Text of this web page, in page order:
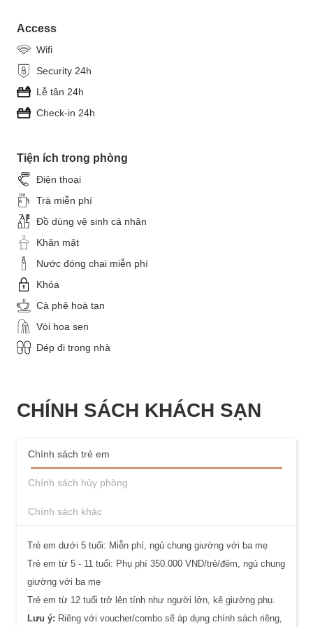
Access
Wifi
Security 24h
Lễ tân 24h
Check-in 24h
Tiện ích trong phòng
Điện thoại
Trà miễn phí
Đồ dùng vệ sinh cá nhân
Khăn mặt
Nước đóng chai miễn phí
Khóa
Cà phê hoà tan
Vòi hoa sen
Dép đi trong nhà
CHÍNH SÁCH KHÁCH SẠN
Chính sách trẻ em
Chính sách hủy phòng
Chính sách khác
Trẻ em dưới 5 tuổi: Miễn phí, ngủ chung giường với ba mẹ
Trẻ em từ 5 - 11 tuổi: Phụ phí 350.000 VND/trẻ/đêm, ngủ chung
giường với ba mẹ
Trẻ em từ 12 tuổi trở lên tính như người lớn, kê giường phụ.
Lưu ý: Riêng với voucher/combo sẽ áp dụng chính sách riêng,